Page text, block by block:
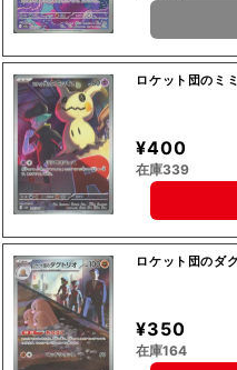
ロケット団のミ
¥400
在庫339
ロケット団のダ
¥350
在庫164